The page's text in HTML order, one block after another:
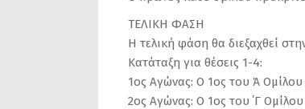
ΤΕΛΙΚΗ ΦΑΣΗ
Η τελική φάση θα διεξαχθεί
Κατάταξη για θέσεις 1-4:
1ος Αγώνας: Ο 1ος του Ά
2ος Αγώνας: Ο 1ος του ΄Γ